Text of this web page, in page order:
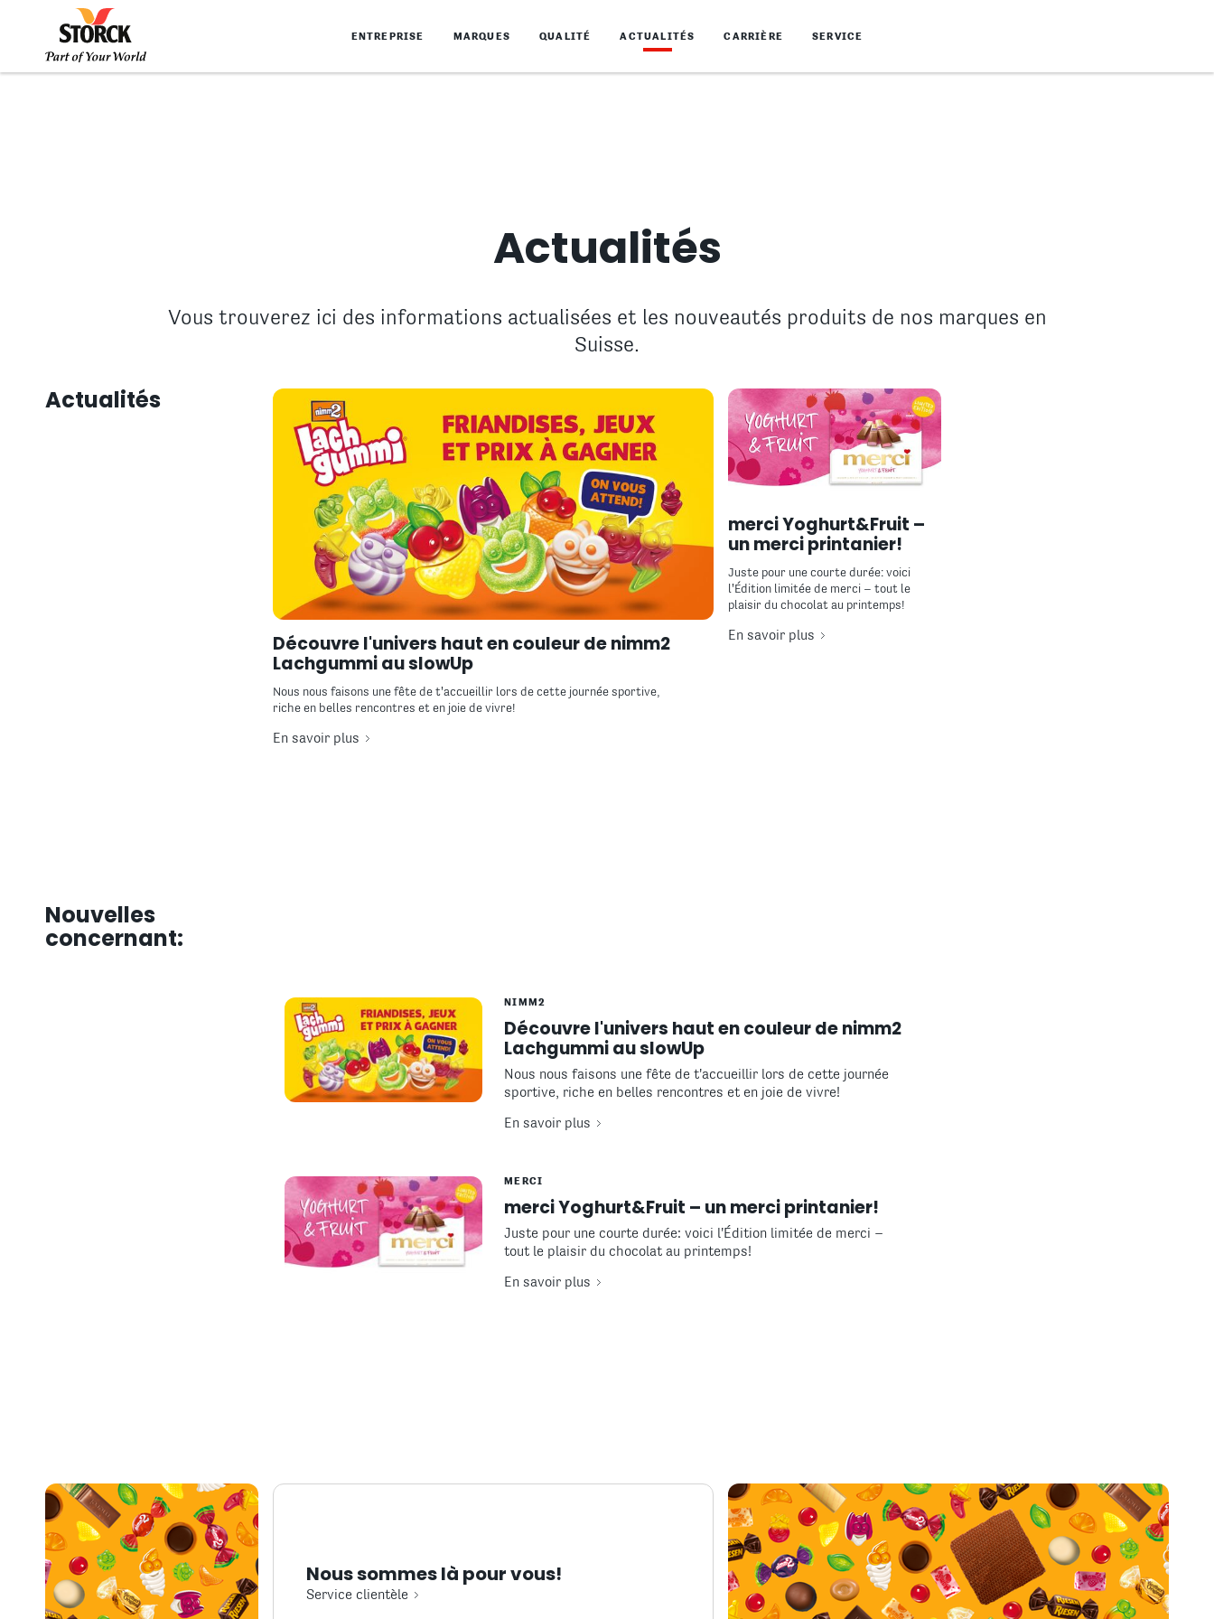
ENTREPRISE MARQUES QUALITÉ ACTUALITÉS CARRIÈRE SERVICE
Actualités
Vous trouverez ici des informations actualisées et les nouveautés produits de nos marques en
Suisse.
Actualités
Découvre l'univers haut en couleur de nimm2
Lachgummi au slowUp
Nous nous faisons une fête de t'accueillir lors de cette journée sportive,
riche en belles rencontres et en joie de vivre!
En savoir plus
merci Yoghurt&Fruit –
un merci printanier!
Juste pour une courte durée: voici
l'Édition limitée de merci – tout le
plaisir du chocolat au printemps!
En savoir plus
Nouvelles
concernant:
NIMM2
Découvre l'univers haut en couleur de nimm2
Lachgummi au slowUp
Nous nous faisons une fête de t'accueillir lors de cette journée
sportive, riche en belles rencontres et en joie de vivre!
En savoir plus
MERCI
merci Yoghurt&Fruit – un merci printanier!
Juste pour une courte durée: voici l'Édition limitée de merci –
tout le plaisir du chocolat au printemps!
En savoir plus
Nous sommes là pour vous!
Service clientèle